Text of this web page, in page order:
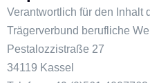
Verantwortlich für den Inhalt
Trägerverbund berufliche
Pestalozzistraße 27
34119 Kassel